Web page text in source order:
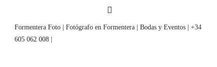
Formentera Foto | Fotógrafo en Formentera | Bodas y Eventos | +34
605 062 008 |